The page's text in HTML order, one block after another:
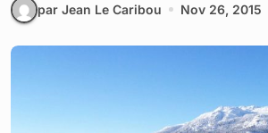
par Jean Le Caribou Nov 26, 2015